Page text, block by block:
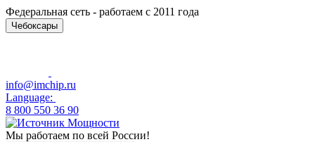
Федеральная сеть - работаем с 2011 года
Чебоксары
info@imchip.ru
Language:
8 800 550 36 90
Мы работаем по всей России!